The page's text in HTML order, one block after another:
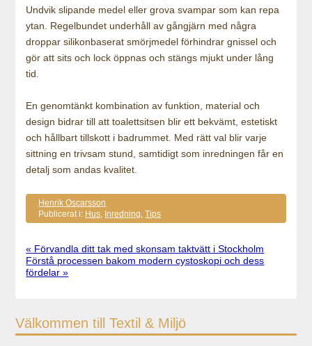
Undvik slipande medel eller grova svampar som kan repa
ytan. Regelbundet underhåll av gångjärn med några
droppar silikonbaserat smörjmedel förhindrar gnissel och
gör att sits och lock öppnas och stängs mjukt under lång
tid.
En genomtänkt kombination av funktion, material och
design bidrar till att toalettsitsen blir ett bekvämt, estetiskt
och hållbart tillskott i badrummet. Med rätt val blir varje
sittning en trivsam stund, samtidigt som inredningen får en
detalj som andas kvalitet.
Henrik Oscarsson
Publicerat i: Hus Inredning ,Tips
« Förvandla ditt tak med skonsam taktvätt i Stockholm
Förstå processen bakom modern cystoskopi och dess
fördelar »
Välkommen till Textil & Miljö